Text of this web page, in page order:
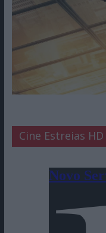
Cine Estreias HD